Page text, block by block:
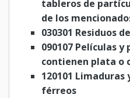
tableros de
de los
030301 Residuos
090107 Películas
contienen plata o
120101
férreos